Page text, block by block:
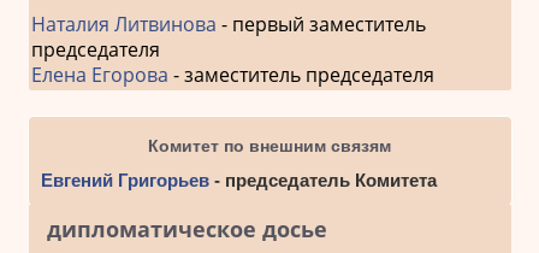
Наталия Литвинова - первый заместитель
председателя
Елена Егорова - заместитель председателя
Комитет по внешним связям
Евгений Григорьев- председатель Комитета
дипломатическое досье